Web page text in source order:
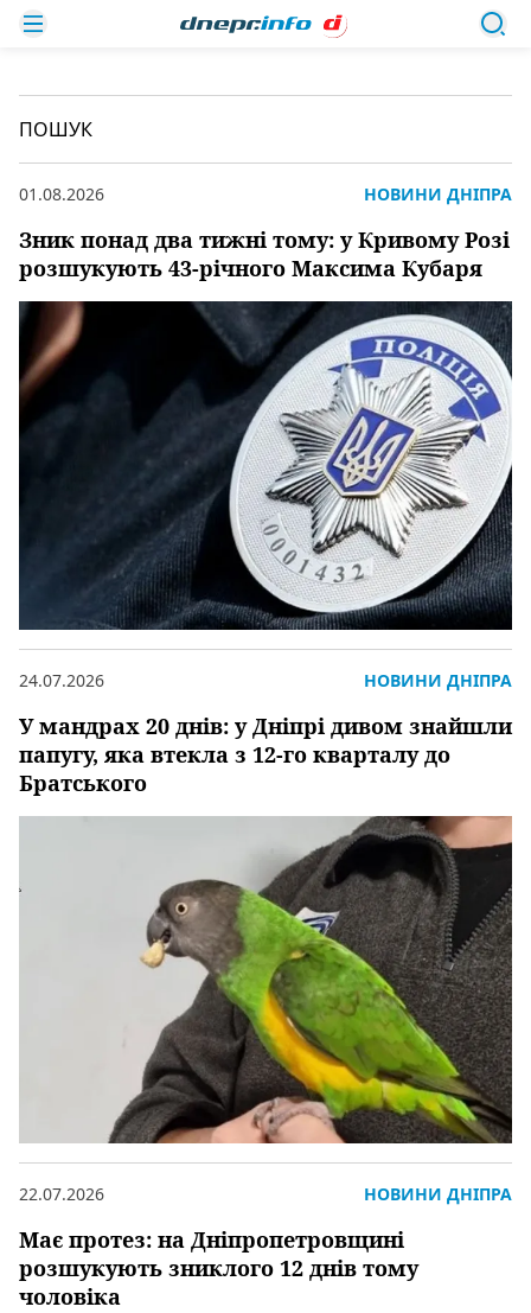
ПОШУК
Зник понад два тижні тому: у Кривому Розі
розшукують 43-річного Максима Кубаря
01.08.2026 НОВИНИ ДНІПРА
У мандрах 20 днів: у Дніпрі дивом знайшли
папугу, яка втекла з 12-го кварталу до
Братського
24.07.2026 НОВИНИ ДНІПРА
Має протез: на Дніпропетровщині
розшукують зниклого 12 днів тому
чоловіка
22.07.2026 НОВИНИ ДНІПРА